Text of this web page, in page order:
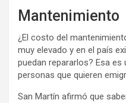
Mantenimiento
¿El costo del
muy elevado y en el país
puedan repararlos? Esa
personas que quieren
San Martín afirmó que